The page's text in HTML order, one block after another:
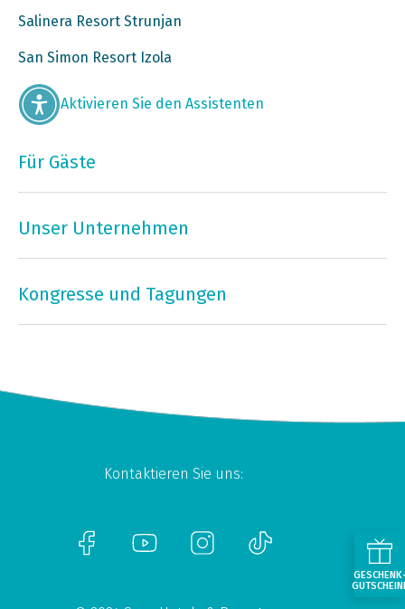
Salinera Resort Strunjan
San Simon Resort Izola
Aktivieren Sie den Assistenten
Für Gäste
Unser Unternehmen
Kongresse und Tagungen
Kontaktieren Sie uns: